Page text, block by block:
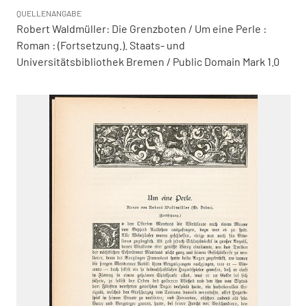
QUELLENANGABE
Robert Waldmüller: Die Grenzboten / Um eine Perle :
Roman : (Fortsetzung.). Staats- und
Universitätsbibliothek Bremen / Public Domain Mark 1.0